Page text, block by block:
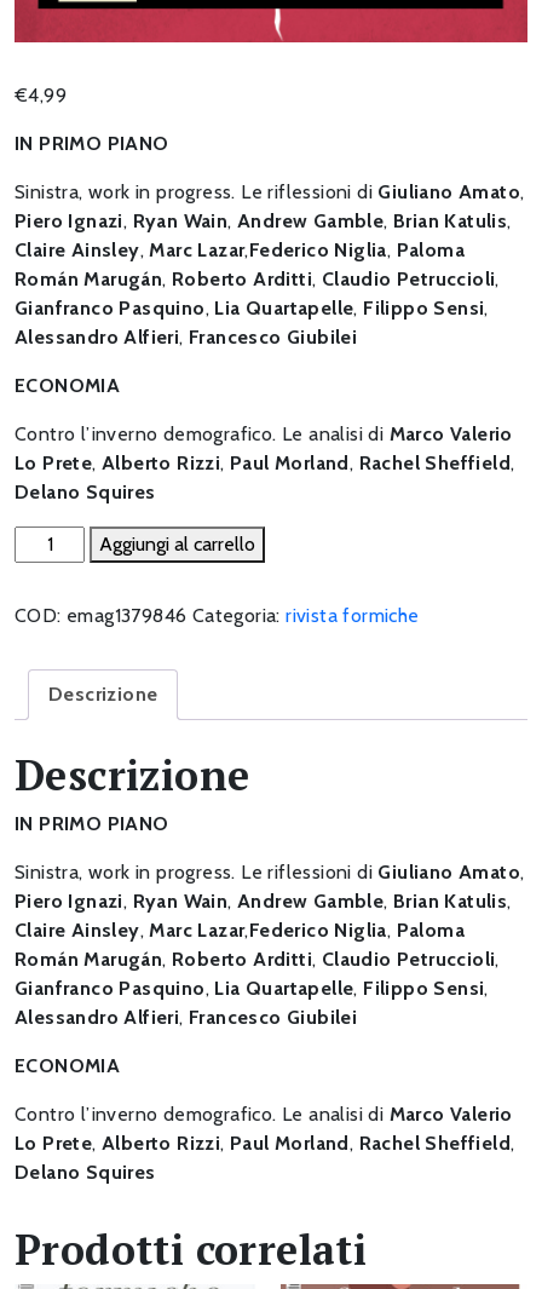
€4,99
IN PRIMO PIANO
Sinistra, work in progress. Le riflessioni di Giuliano Amato,
Piero Ignazi, Ryan Wain, Andrew Gamble, Brian Katulis,
Claire Ainsley, Marc Lazar,Federico Niglia, Paloma
Román Marugán, Roberto Arditti, Claudio Petruccioli,
Gianfranco Pasquino, Lia Quartapelle, Filippo Sensi,
Alessandro Alfieri, Francesco Giubilei
ECONOMIA
Contro l’inverno demografico. Le analisi di Marco Valerio
Lo Prete, Alberto Rizzi, Paul Morland, Rachel Sheffield,
Delano Squires
(S)profondo
rosso.
la
più
sinistra
Aggiungi al carrello
COD: emag1379846 Categoria:rivista formiche
Descrizione
Descrizione
IN PRIMO PIANO
Sinistra, work in progress. Le riflessioni di Giuliano Amato,
Piero Ignazi, Ryan Wain, Andrew Gamble, Brian Katulis,
Claire Ainsley, Marc Lazar,Federico Niglia, Paloma
Román Marugán, Roberto Arditti, Claudio Petruccioli,
Gianfranco Pasquino, Lia Quartapelle, Filippo Sensi,
Alessandro Alfieri, Francesco Giubilei
ECONOMIA
Contro l’inverno demografico. Le analisi di Marco Valerio
Lo Prete, Alberto Rizzi, Paul Morland, Rachel Sheffield,
Delano Squires
Prodotti correlati